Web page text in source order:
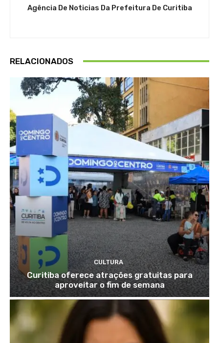
Agência De Noticias Da Prefeitura De Curitiba
RELACIONADOS
CULTURA
Curitiba oferece atrações gratuitas para
aproveitar o fim de semana